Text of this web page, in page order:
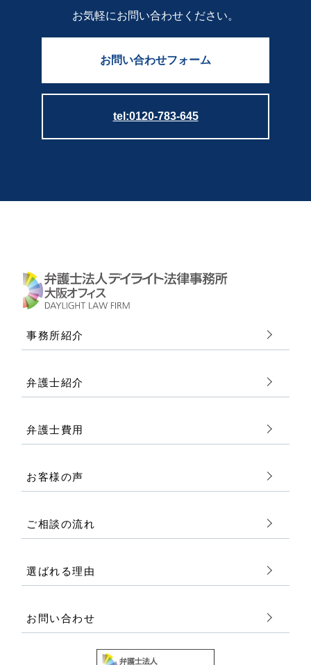
お気軽にお問い合わせください。
お問い合わせフォーム
tel:0120-783-645
事務所紹介
弁護士紹介
弁護士費用
お客様の声
ご相談の流れ
選ばれる理由
お問い合わせ